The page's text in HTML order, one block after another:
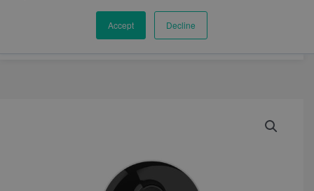
Accept Decline